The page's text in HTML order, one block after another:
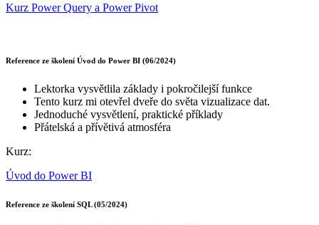
Kurz Power Query a Power Pivot
Reference ze školení Úvod do Power BI (06/2024)
Lektorka vysvětlila základy i pokročilejší funkce
Tento kurz mi otevřel dveře do světa vizualizace dat.
Jednoduché vysvětlení, praktické příklady
Přátelská a přívětivá atmosféra
Kurz:
Úvod do Power BI
Reference ze školení SQL (05/2024)